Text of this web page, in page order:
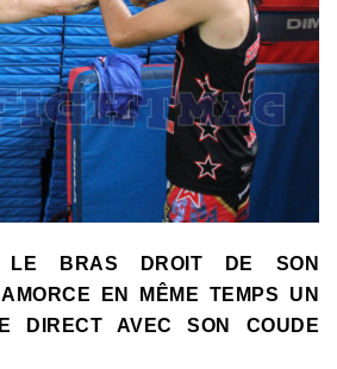
BRAS DROIT DE SON
EN MÊME TEMPS UN
DIRECT AVEC SON COUDE